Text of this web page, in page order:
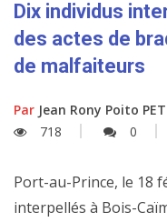
Dix individus
des actes de
de malfaiteurs
Par Jean Rony Poito
718
0
Port-au-Prince, le 18
interpellés à Bois-